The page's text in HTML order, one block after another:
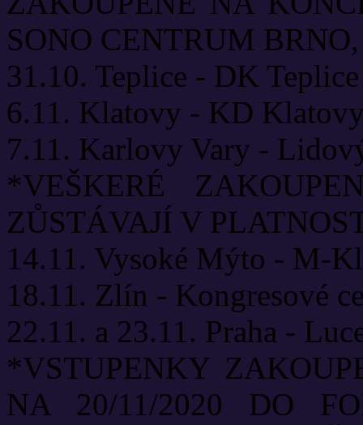
SONO CENTRUM
31.10. Teplice - DK Teplice
6.11. Klatovy - KD
7.11. Karlovy Vary -
*VEŠKERÉ
ZŮSTÁVAJÍ V
14.11. Vysoké Mýto - M-
18.11. Zlín - Kongresové
22.11. a 23.11. Praha -
*VSTUPENKY
NA 20/11/2020 DO